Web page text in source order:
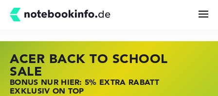
ACER BACK TO SCHOOL
SALE
BONUS NUR HIER: 5% EXTRA RABATT
EXKLUSIV ON TOP
HP STORE SSV DEALS
JETZT ZUGREIFEN: NOTEBOOKS BEI HP
KRÄFTIG REDUZIERT
LENOVO LAPTOP DEALS
NOTEBOOKS BEI LENOVO JETZT
KRÄFTIG REDUZIERT